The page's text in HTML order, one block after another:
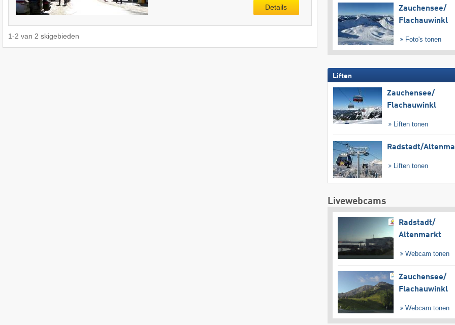
Details
1-2 van 2 skigebieden
Zauchensee/​
Flachauwinkl
Foto's tonen
Liften
Zauchensee/​
Flachauwinkl
Liften tonen
Radstadt/​
Liften tonen
Livewebcams
Radstadt/​
Altenmarkt
Webcam tonen
Zauchensee/​
Flachauwinkl
Webcam tonen